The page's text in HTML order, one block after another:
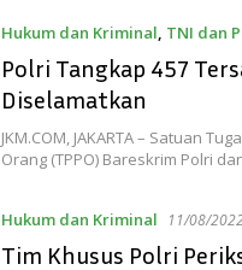
Hukum dan Kriminal, TNI dan
Polri Tangkap 457
Diselamatkan
JKM.COM, JAKARTA – Satuan
Orang (TPPO) Bareskrim Polri
Hukum dan Kriminal 11/08/
Tim Khusus Polri